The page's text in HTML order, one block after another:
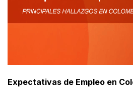
Expectativas de Empleo en